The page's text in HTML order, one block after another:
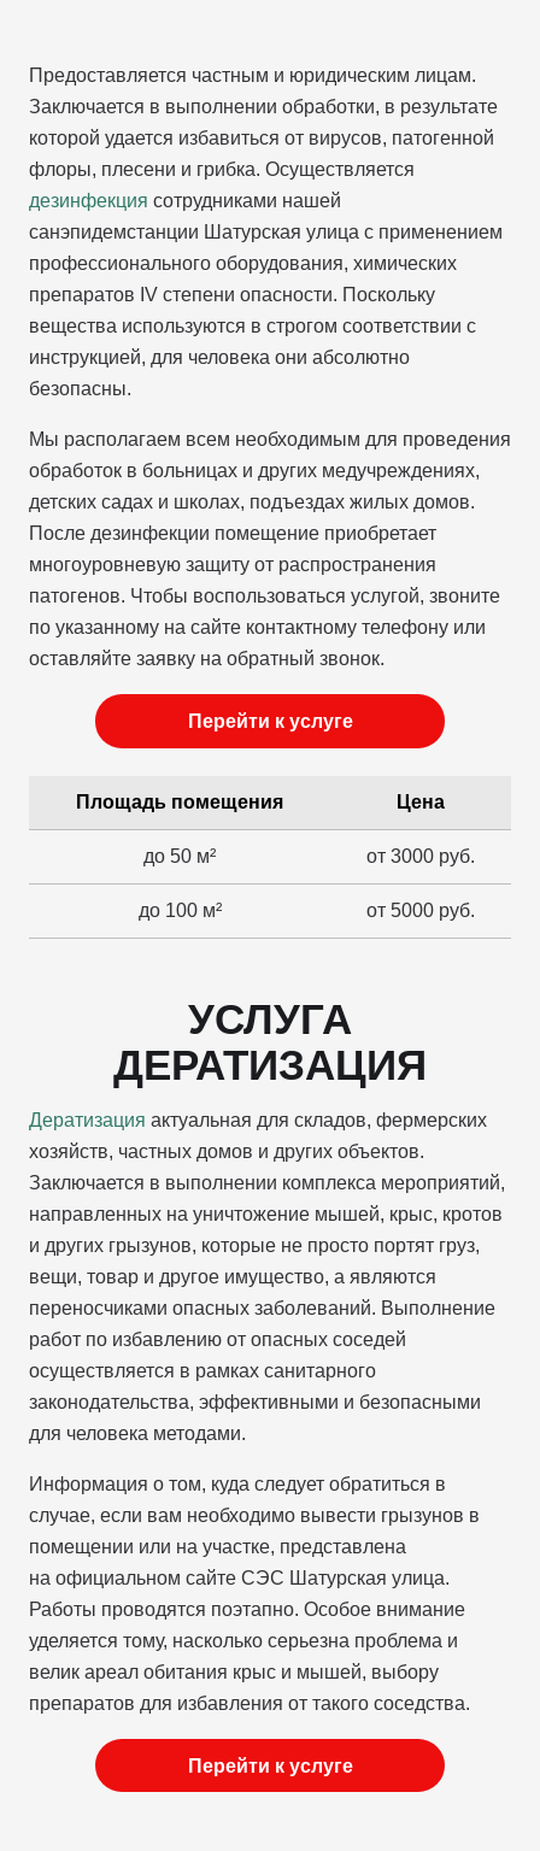
Предоставляется частным и юридическим лицам.
Заключается в выполнении обработки, в результате
которой удается избавиться от вирусов, патогенной
флоры, плесени и грибка. Осуществляется
дезинфекция сотрудниками нашей
санэпидемстанции Шатурская улица с применением
профессионального оборудования, химических
препаратов IV степени опасности. Поскольку
вещества используются в строгом соответствии с
инструкцией, для человека они абсолютно
безопасны.
Мы располагаем всем необходимым для проведения
обработок в больницах и других медучреждениях,
детских садах и школах, подъездах жилых домов.
После дезинфекции помещение приобретает
многоуровневую защиту от распространения
патогенов. Чтобы воспользоваться услугой, звоните
по указанному на сайте контактному телефону или
оставляйте заявку на обратный звонок.
Перейти к услуге
Площадь помещения Цена
до 50 м² от 3000 руб.
до 100 м² от 5000 руб.
УСЛУГА
ДЕРАТИЗАЦИЯ
Дератизация актуальная для складов, фермерских
хозяйств, частных домов и других объектов.
Заключается в выполнении комплекса мероприятий,
направленных на уничтожение мышей, крыс, кротов
и других грызунов, которые не просто портят груз,
вещи, товар и другое имущество, а являются
переносчиками опасных заболеваний. Выполнение
работ по избавлению от опасных соседей
осуществляется в рамках санитарного
законодательства, эффективными и безопасными
для человека методами.
Информация о том, куда следует обратиться в
случае, если вам необходимо вывести грызунов в
помещении или на участке, представлена
на официальном сайте СЭС Шатурская улица.
Работы проводятся поэтапно. Особое внимание
уделяется тому, насколько серьезна проблема и
велик ареал обитания крыс и мышей, выбору
препаратов для избавления от такого соседства.
Перейти к услуге